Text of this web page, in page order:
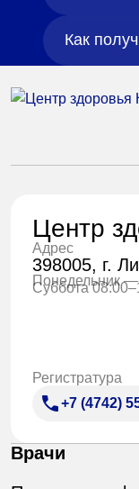
Как
Центр
Адрес
398005, г.
Понедельник —
Суббота
Регистратура
+7 (4742)
Врачи